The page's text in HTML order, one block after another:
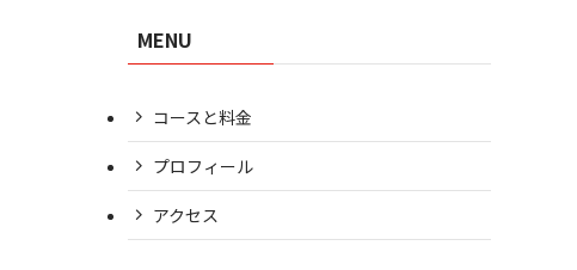
MENU
コースと料金
プロフィール
アクセス